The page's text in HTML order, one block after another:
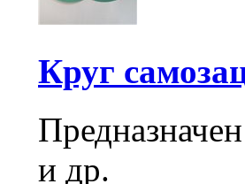
Круг
и др.